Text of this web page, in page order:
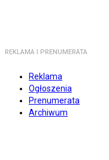
REKLAMA I PRENUMERATA
Reklama
Ogłoszenia
Prenumerata
Archiwum